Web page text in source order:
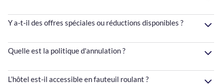
Y a-t-il des offres spéciales ou réductions disponibles ?
Quelle est la politique d'annulation ?
L’hôtel est-il accessible en fauteuil roulant ?